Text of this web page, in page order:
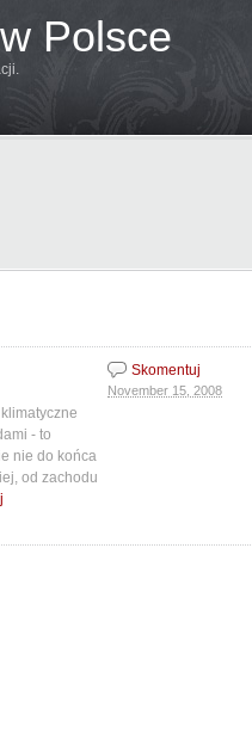
Polsce
November 15, 2008
- to
nie do końca
od zachodu
Skomentuj